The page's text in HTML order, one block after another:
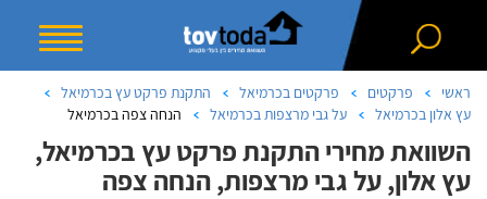
ראשי פרקטים פרקטים בכרמיאל
התקנת פרקט עץ בכרמיאל
עץ אלון בכרמיאל
על גבי מרצפות בכרמיאל הנחה צפה בכרמיאל
השוואת מחירי התקנת פרקט עץ בכרמיאל,
עץ אלון, על גבי מרצפות, הנחה צפה